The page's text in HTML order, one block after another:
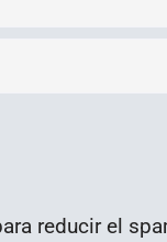
reducir el